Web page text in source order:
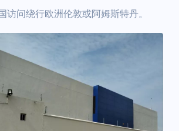
访问绕行欧洲伦敦或阿姆斯特丹。